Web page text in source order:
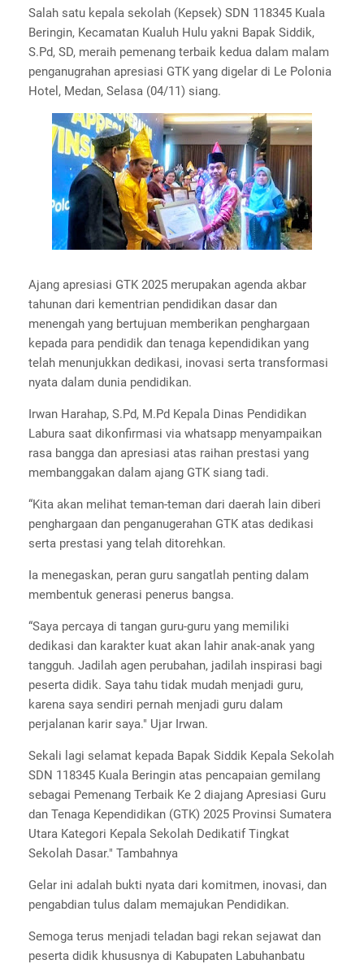
Salah satu kepala sekolah (Kepsek) SDN 118345 Kuala
Beringin, Kecamatan Kualuh Hulu yakni Bapak Siddik,
S.Pd, SD, meraih pemenang terbaik kedua dalam malam
penganugrahan apresiasi GTK yang digelar di Le Polonia
Hotel, Medan, Selasa (04/11) siang.
Ajang apresiasi GTK 2025 merupakan agenda akbar
tahunan dari kementrian pendidikan dasar dan
menengah yang bertujuan memberikan penghargaan
kepada para pendidik dan tenaga kependidikan yang
telah menunjukkan dedikasi, inovasi serta transformasi
nyata dalam dunia pendidikan.
Irwan Harahap, S.Pd, M.Pd Kepala Dinas Pendidikan
Labura saat dikonfirmasi via whatsapp menyampaikan
rasa bangga dan apresiasi atas raihan prestasi yang
membanggakan dalam ajang GTK siang tadi.
“Kita akan melihat teman-teman dari daerah lain diberi
penghargaan dan penganugerahan GTK atas dedikasi
serta prestasi yang telah ditorehkan.
Ia menegaskan, peran guru sangatlah penting dalam
membentuk generasi penerus bangsa.
“Saya percaya di tangan guru-guru yang memiliki
dedikasi dan karakter kuat akan lahir anak-anak yang
tangguh. Jadilah agen perubahan, jadilah inspirasi bagi
peserta didik. Saya tahu tidak mudah menjadi guru,
karena saya sendiri pernah menjadi guru dalam
perjalanan karir saya." Ujar Irwan.
Sekali lagi selamat kepada Bapak Siddik Kepala Sekolah
SDN 118345 Kuala Beringin atas pencapaian gemilang
sebagai Pemenang Terbaik Ke 2 diajang Apresiasi Guru
dan Tenaga Kependidikan (GTK) 2025 Provinsi Sumatera
Utara Kategori Kepala Sekolah Dedikatif Tingkat
Sekolah Dasar." Tambahnya
Gelar ini adalah bukti nyata dari komitmen, inovasi, dan
pengabdian tulus dalam memajukan Pendidikan.
Semoga terus menjadi teladan bagi rekan sejawat dan
peserta didik khususnya di Kabupaten Labuhanbatu